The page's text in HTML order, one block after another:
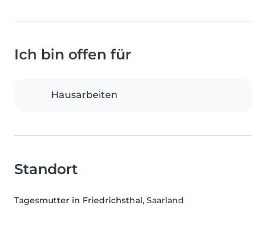
Ich bin offen für
Hausarbeiten
Standort
Tagesmutter in Friedrichsthal, Saarland